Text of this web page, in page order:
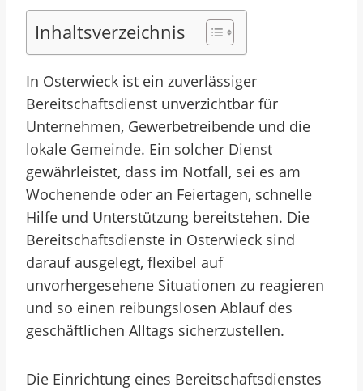
Inhaltsverzeichnis
In Osterwieck ist ein zuverlässiger
Bereitschaftsdienst unverzichtbar für
Unternehmen, Gewerbetreibende und die
lokale Gemeinde. Ein solcher Dienst
gewährleistet, dass im Notfall, sei es am
Wochenende oder an Feiertagen, schnelle
Hilfe und Unterstützung bereitstehen. Die
Bereitschaftsdienste in Osterwieck sind
darauf ausgelegt, flexibel auf
unvorhergesehene Situationen zu reagieren
und so einen reibungslosen Ablauf des
geschäftlichen Alltags sicherzustellen.
Die Einrichtung eines Bereitschaftsdienstes